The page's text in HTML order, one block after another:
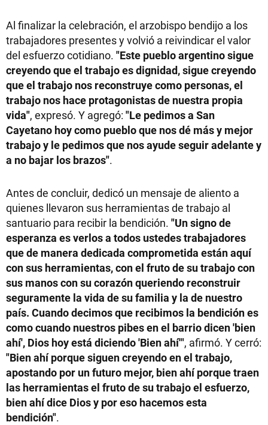
Al finalizar la celebración, el arzobispo bendijo a los
trabajadores presentes y volvió a reivindicar el valor
del esfuerzo cotidiano. "Este pueblo argentino sigue
creyendo que el trabajo es dignidad, sigue creyendo
que el trabajo nos reconstruye como personas, el
trabajo nos hace protagonistas de nuestra propia
vida", expresó. Y agregó: "Le pedimos a San
Cayetano hoy como pueblo que nos dé más y mejor
trabajo y le pedimos que nos ayude seguir adelante y
a no bajar los brazos".
Antes de concluir, dedicó un mensaje de aliento a
quienes llevaron sus herramientas de trabajo al
santuario para recibir la bendición. "Un signo de
esperanza es verlos a todos ustedes trabajadores
que de manera dedicada comprometida están aquí
con sus herramientas, con el fruto de su trabajo con
sus manos con su corazón queriendo reconstruir
seguramente la vida de su familia y la de nuestro
país. Cuando decimos que recibimos la bendición es
como cuando nuestros pibes en el barrio dicen 'bien
ahí', Dios hoy está diciendo 'Bien ahí'", afirmó. Y cerró:
"Bien ahí porque siguen creyendo en el trabajo,
apostando por un futuro mejor, bien ahí porque traen
las herramientas el fruto de su trabajo el esfuerzo,
bien ahí dice Dios y por eso hacemos esta
bendición".